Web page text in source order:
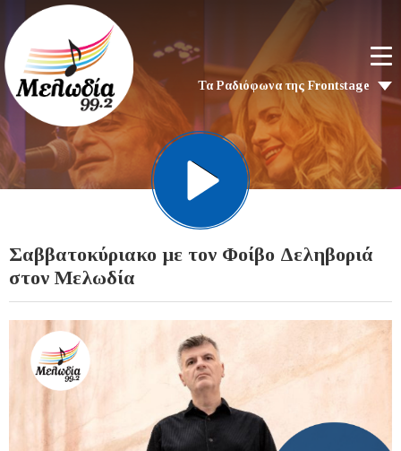
Τα Ραδιόφωνα της Frontstage
Σαββατοκύριακο με τον Φοίβο Δεληβοριά
στον Μελωδία